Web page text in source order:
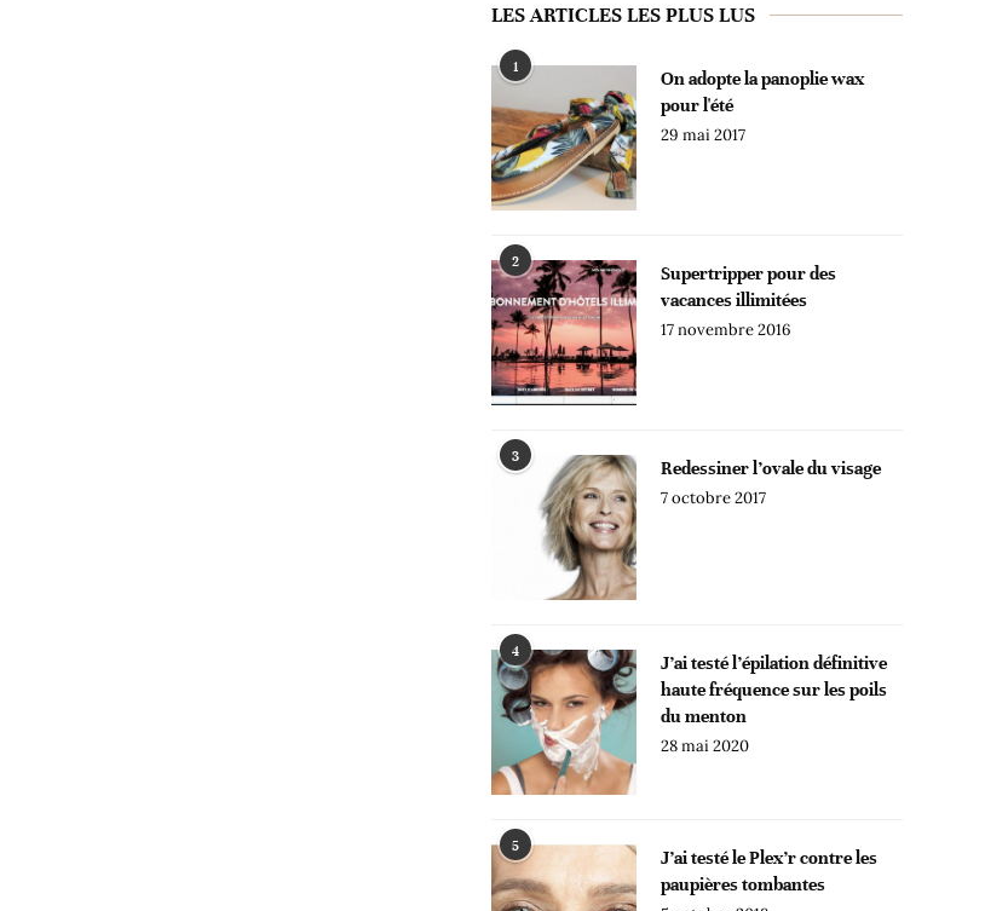
LES ARTICLES LES PLUS LUS
1
On adopte la panoplie wax
pour l'été
29 mai 2017
2
Supertripper pour des
vacances illimitées
17 novembre 2016
3
Redessiner l’ovale du visage
7 octobre 2017
4
J’ai testé l’épilation définitive
haute fréquence sur les poils
du menton
28 mai 2020
5
J’ai testé le Plex’r contre les
paupières tombantes